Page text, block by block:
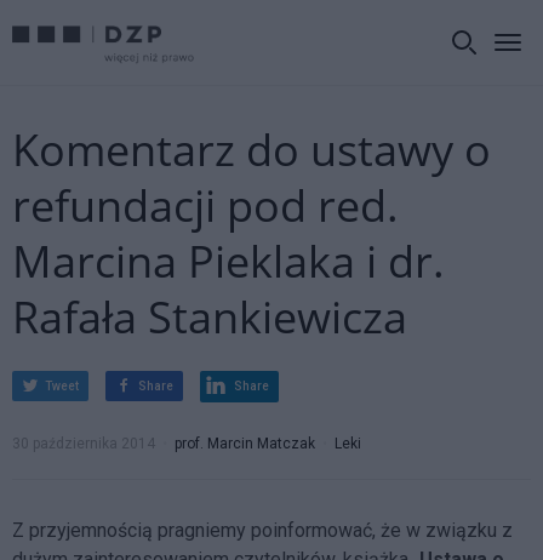
Komentarz do ustawy o
refundacji pod red.
Marcina Pieklaka i dr.
Rafała Stankiewicza
Tweet Share Share
30 października 2014 prof. Marcin Matczak Leki
Z przyjemnością pragniemy poinformować, że w związku z